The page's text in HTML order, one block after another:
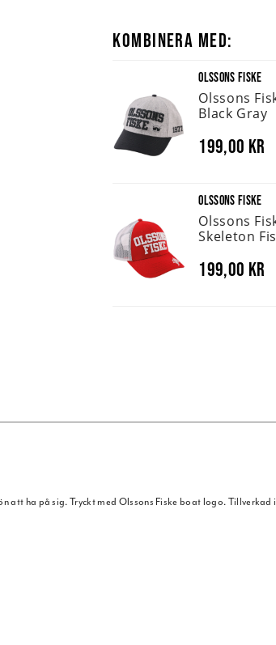
KOMBINERA MED:
OLSSONS FISKE
Olssons
Black Gray
199,00 kr
OLSSONS FISKE
Olssons
Skeleton
199,00 kr
att ha på sig. Tryckt med Olssons Fiske boat logo. Tillverkad